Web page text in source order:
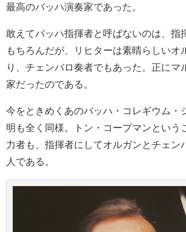
最高のバッハ演奏家であった。
敢えてバッハ指揮者と呼ばないのは、指
もちろんだが、リヒターは素晴らしいオ
り、チェンバロ奏者でもあった。正にマ
家だったのである。
今をときめくあのバッハ・コレギウム・
明も全く同様。トン・コープマンという
力者も、指揮者にしてオルガンとチェン
人である。